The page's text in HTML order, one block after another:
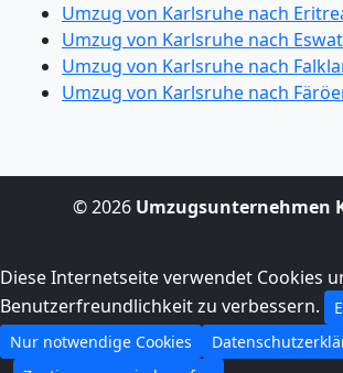
Umzug von Karlsruhe nach
Umzug von Karlsruhe nach
Umzug von Karlsruhe nach
Umzug von Karlsruhe nach
© 2026 Umzugsunternehmen
Diese Internetseite verwendet Cookies
Benutzerfreundlichkeit zu verbessern.
Nur notwendige Cookies